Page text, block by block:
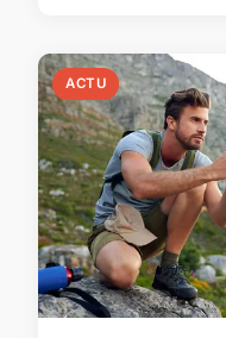
ACTU